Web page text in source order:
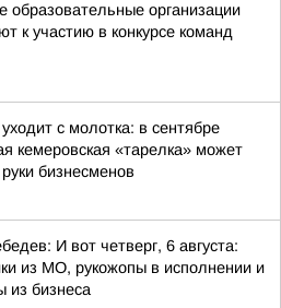
образовательные организации
к участию в конкурсе команд
с молотка: в сентябре
кемеровская «тарелка» может
бизнесменов
И вот четверг, 6 августа:
из МО, рукожопы в исполнении и
из бизнеса